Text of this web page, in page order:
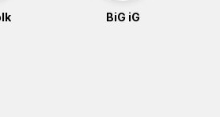
BiG iG